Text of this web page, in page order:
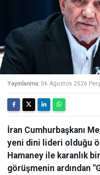
Yayınlanma: 06 Ağustos 2026
İran Cumhurbaşkanı
yeni dini lideri olduğu
Hamaney ile karanlık
görüşmenin ardından